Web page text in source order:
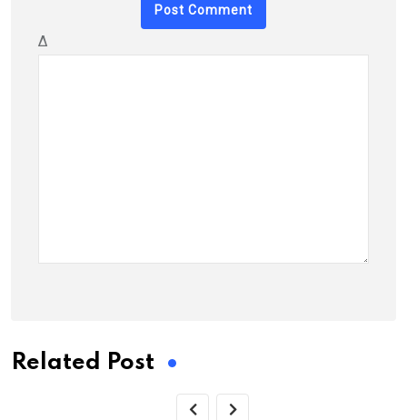
Δ
Related Post